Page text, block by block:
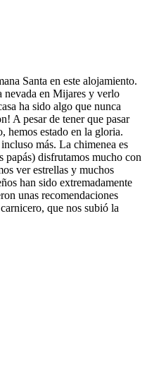
Santa en este alojamiento.
nevada en Mijares y verlo
ha sido algo que nunca
A pesar de tener que pasar
hemos estado en la gloria.
más. La chimenea es
disfrutamos mucho con
ver estrellas y muchos
han sido extremadamente
unas recomendaciones
que nos subió la